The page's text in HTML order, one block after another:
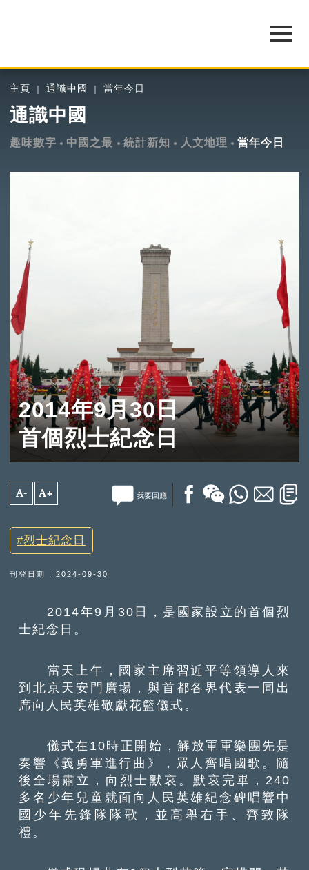
主頁 通識中國 當年今日
通識中國
趣味數字 中國之最 統計新知 人文地理 當年今日
2014年9月30日
首個烈士紀念日
A- A+ 我要回應
烈士紀念日
刊登日期 : 2024-09-30
2014年9月30日，是國家設立的首個烈
士紀念日。
當天上午，國家主席習近平等領導人來
到北京天安門廣場，與首都各界代表一同出
席向人民英雄敬獻花籃儀式。
儀式在10時正開始，解放軍軍樂團先是
奏響《義勇軍進行曲》，眾人齊唱國歌。隨
後全場肅立，向烈士默哀。默哀完畢，240
多名少年兒童就面向人民英雄紀念碑唱響中
國少年先鋒隊隊歌，並高舉右手、齊致隊
禮。